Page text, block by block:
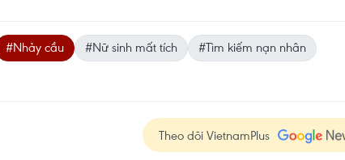
#Nhảy cầu #Nữ sinh mất tích
#Tìm kiếm nạn nhân
Theo dõi VietnamPlus